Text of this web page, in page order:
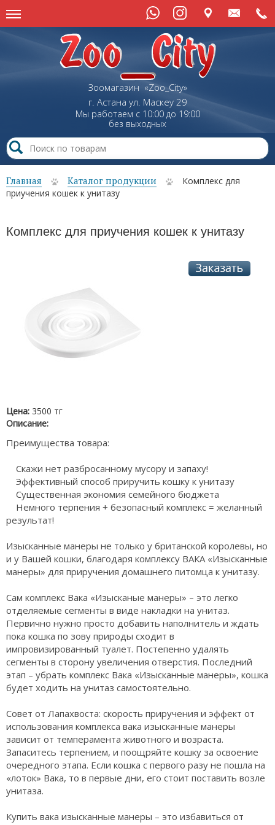
Зоомагазин «Zoo_City»
г. Астана ул. Маскеу29
Мы работаем с 10:00 до 19:00
без выходных
Главная Каталог продукции
Комплекс для
приучения кошек к унитазу
Комплекс для приучения кошек к унитазу
Цена: 3500 тг
Описание:
Преимущества товара:
Скажи нет разбросанному мусору и запаху!
Эффективный способ приручить кошку к унитазу
Существенная экономия семейного бюджета
Немного терпения + безопасный комплекс = желанный
результат!
Изысканные манеры не только у британской королевы, но
и у Вашей кошки, благодаря комплексу ВАКА «Изысканные
манеры» для приручения домашнего питомца к унитазу.
Сам комплекс Вака «Изысканые манеры» – это легко
отделяемые сегменты в виде накладки на унитаз.
Первично нужно просто добавить наполнитель и ждать
пока кошка по зову природы сходит в
импровизированный туалет. Постепенно удалять
сегменты в сторону увеличения отверстия. Последний
этап – убрать комплекс Вака «Изысканные манеры», кошка
будет ходить на унитаз самостоятельно.
Совет от Лапахвоста: скорость приручения и эффект от
использования комплекса вака изысканные манеры
зависит от темперамента животного и возраста.
Запаситесь терпением, и поощряйте кошку за освоение
очередного этапа. Если кошка с первого разу не пошла на
«лоток» Вака, то в первые дни, его стоит поставить возле
унитаза.
Купить вака изысканные манеры – это избавиться от